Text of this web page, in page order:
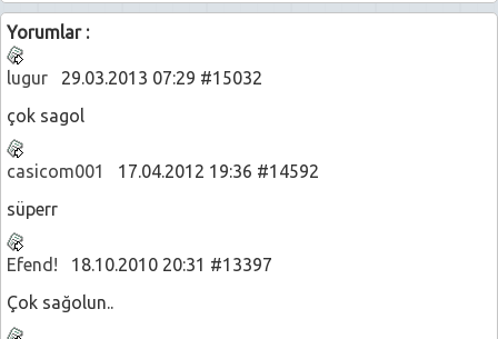
Yorumlar :
lugur 29.03.2013 07:29 #15032
çok sagol
casicom001
17.04.2012 19:36 #14592
süperr
Efend! 18.10.2010 20:31 #13397
Çok sağolun..